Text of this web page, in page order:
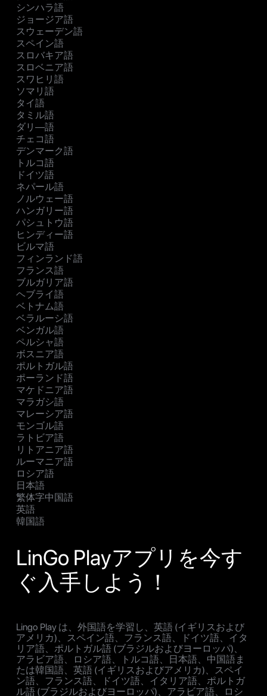
シンハラ語
ジョージア語
スウェーデン語
スペイン語
スロバキア語
スロベニア語
スワヒリ語
ソマリ語
タイ語
タミル語
ダリ―語
チェコ語
デンマーク語
トルコ語
ドイツ語
ネパール語
ノルウェー語
ハンガリー語
パシュトウ語
ヒンディー語
ビルマ語
フィンランド語
フランス語
ブルガリア語
ヘブライ語
ベトナム語
ベラルーシ語
ベンガル語
ペルシャ語
ボスニア語
ポルトガル語
ポーランド語
マケドニア語
マラガシ語
マレーシア語
モンゴル語
ラトビア語
リトアニア語
ルーマニア語
ロシア語
日本語
繁体字中国語
英語
韓国語
LinGo Playアプリを今す
ぐ入手しよう！
Lingo Play は、外国語を学習し、英語 (イギリスおよび
アメリカ)、スペイン語、フランス語、ドイツ語、イタ
リア語、ポルトガル語 (ブラジルおよびヨーロッパ)、
アラビア語、ロシア語、トルコ語、日本語、中国語ま
たは韓国語、英語 (イギリスおよびアメリカ)、スペイ
ン語、フランス語、ドイツ語、イタリア語、ポルトガ
ル語 (ブラジルおよびヨーロッパ)、アラビア語、ロシ